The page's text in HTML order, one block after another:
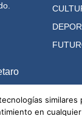
en